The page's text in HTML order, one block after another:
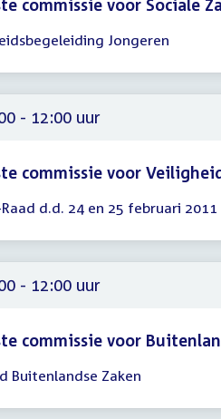
commissie voor Sociale
Jongeren
- 12:00 uur
commissie voor
Raad d.d. 24 en 25 februari 2011
- 12:00 uur
commissie voor
Buitenlandse Zaken